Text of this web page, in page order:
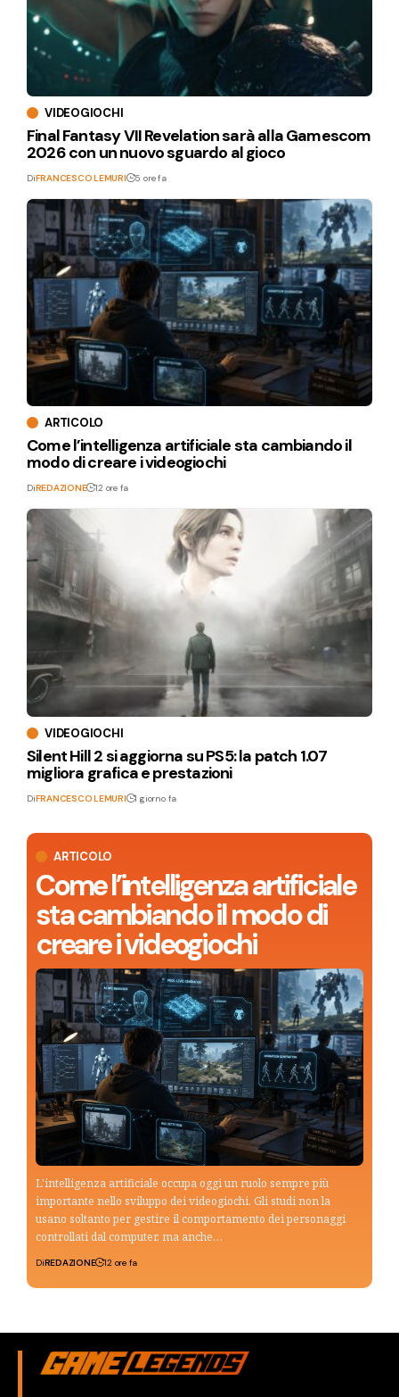
ARTICOLO
Come l’intelligenza artificiale
sta cambiando il modo di
creare i videogiochi
L'intelligenza artificiale occupa oggi un ruolo sempre più
importante nello sviluppo dei videogiochi. Gli studi non la
usano soltanto per gestire il comportamento dei personaggi
controllati dal computer, ma anche…
DiREDAZIONE 12 ore fa
VIDEOGIOCHI
Final Fantasy VII Revelation sarà alla Gamescom
2026 con un nuovo sguardo al gioco
DiFRANCESCO LEMURI 5 ore fa
ARTICOLO
Come l’intelligenza artificiale sta cambiando il
modo di creare i videogiochi
DiREDAZIONE 12 ore fa
VIDEOGIOCHI
Silent Hill 2 si aggiorna su PS5: la patch 1.07
migliora grafica e prestazioni
DiFRANCESCO LEMURI 1 giorno fa